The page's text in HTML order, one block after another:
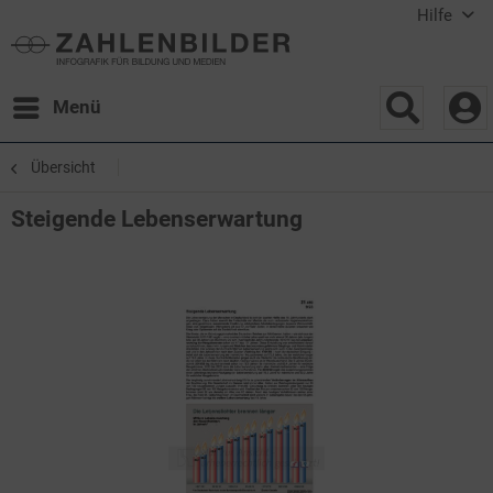
Hilfe
Menü
Übersicht
Steigende Lebenserwartung